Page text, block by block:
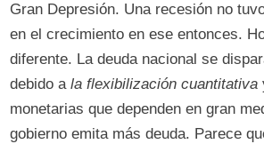
Gran Depresión. Una recesión no
en el crecimiento en ese entonces.
diferente. La deuda nacional se
debido ala flexibilización cuantitativa
monetarias que dependen en gran
gobierno emita más deuda. Parece